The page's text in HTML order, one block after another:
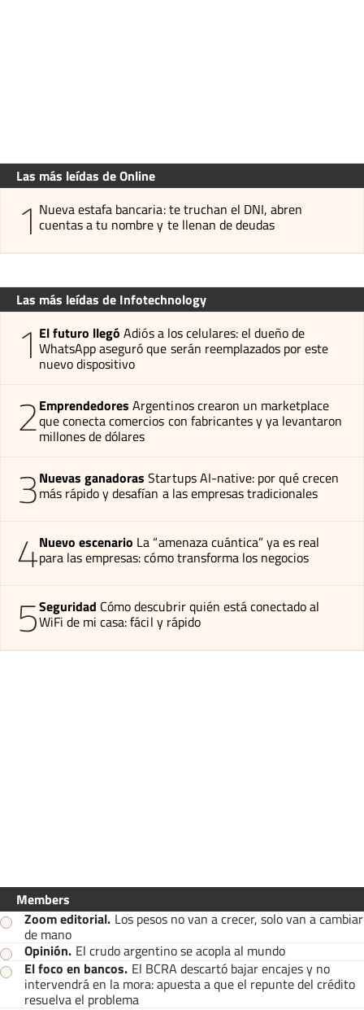
Las más leídas de Online
1 Nueva estafa bancaria: te truchan el DNI, abren
cuentas a tu nombre y te llenan de deudas
Las más leídas de Infotechnology
1 El futuro llegó Adiós a los celulares: el dueño de
WhatsApp aseguró que serán reemplazados por este
nuevo dispositivo
2Emprendedores Argentinos crearon un marketplace
que conecta comercios con fabricantes y ya levantaron
millones de dólares
3Nuevas ganadoras Startups AI-native: por qué crecen
más rápido y desafían a las empresas tradicionales
4Nuevo escenario La “amenaza cuántica” ya es real
para las empresas: cómo transforma los negocios
5Seguridad Cómo descubrir quién está conectado al
WiFi de mi casa: fácil y rápido
Members
Zoom editorial. Los pesos no van a crecer, solo van a cambiar
de mano
Opinión. El crudo argentino se acopla al mundo
El foco en bancos. El BCRA descartó bajar encajes y no
intervendrá en la mora: apuesta a que el repunte del crédito
resuelva el problema